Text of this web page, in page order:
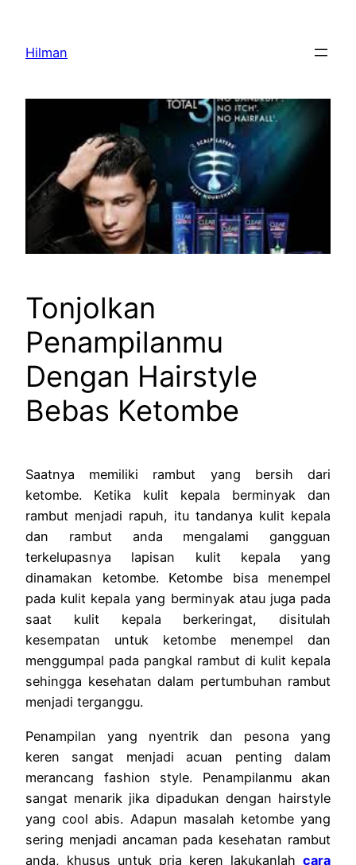
content
Hilman
Tonjolkan
Penampilanmu
Dengan Hairstyle
Bebas Ketombe
Saatnya memiliki rambut yang bersih dari
ketombe. Ketika kulit kepala berminyak dan
rambut menjadi rapuh, itu tandanya kulit kepala
dan rambut anda mengalami gangguan
terkelupasnya lapisan kulit kepala yang
dinamakan ketombe. Ketombe bisa menempel
pada kulit kepala yang berminyak atau juga pada
saat kulit kepala berkeringat, disitulah
kesempatan untuk ketombe menempel dan
menggumpal pada pangkal rambut di kulit kepala
sehingga kesehatan dalam pertumbuhan rambut
menjadi terganggu.
Penampilan yang nyentrik dan pesona yang
keren sangat menjadi acuan penting dalam
merancang fashion style. Penampilanmu akan
sangat menarik jika dipadukan dengan hairstyle
yang cool abis. Adapun masalah ketombe yang
sering menjadi ancaman pada kesehatan rambut
anda, khusus untuk pria keren lakukanlah cara